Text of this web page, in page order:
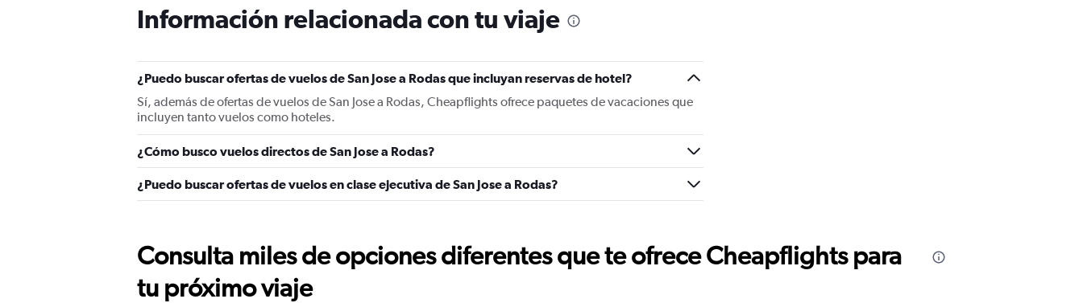
Información relacionada con tu viaje
¿Puedo buscar ofertas de vuelos de San Jose a Rodas que incluyan reservas de hotel?
Sí, además de ofertas de vuelos de San Jose a Rodas, Cheapflights ofrece paquetes de vacaciones que
incluyen tanto vuelos como hoteles.
¿Cómo busco vuelos directos de San Jose a Rodas?
¿Puedo buscar ofertas de vuelos en clase ejecutiva de San Jose a Rodas?
Consulta miles de opciones diferentes que te ofrece Cheapflights para
tu próximo viaje